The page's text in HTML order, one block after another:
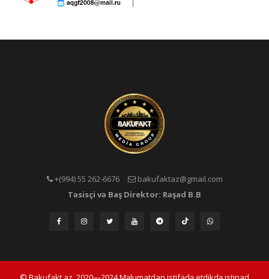
+(994) 55 262-6676
bakufaktaz@gmail.com
Təsisçi və Baş Direktor: Rəşad B.B